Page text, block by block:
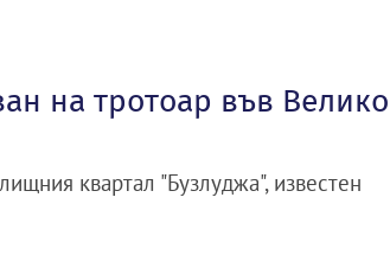
на тротоар във Велико
квартал "Бузлуджа", известен